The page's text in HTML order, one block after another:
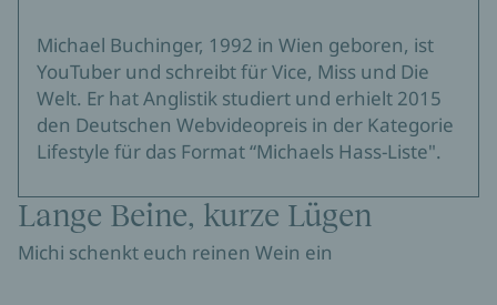
Michael Buchinger, 1992 in Wien geboren, ist
YouTuber und schreibt für Vice, Miss und Die
Welt. Er hat Anglistik studiert und erhielt 2015
den Deutschen Webvideopreis in der Kategorie
Lifestyle für das Format “Michaels Hass-Liste".
Lange Beine, kurze Lügen
Michi schenkt euch reinen Wein ein